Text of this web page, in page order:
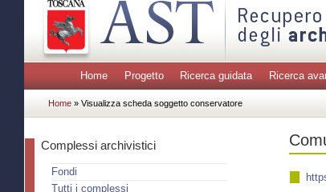
Home Progetto Ricerca guidata Ricerca
Home » Visualizza scheda soggetto conservatore
Complessi archivistici
Fondi
Tutti i complessi